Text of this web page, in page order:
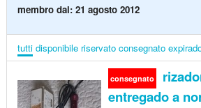
membro dal: 21 agosto 2012
tutti disponibile riservato consegnato
consegnato
entregado a